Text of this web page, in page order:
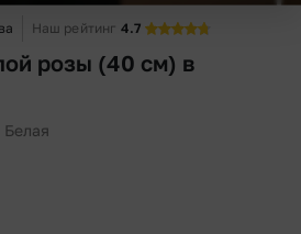
Наш рейтинг 4.7
розы (40 см) в
Белая